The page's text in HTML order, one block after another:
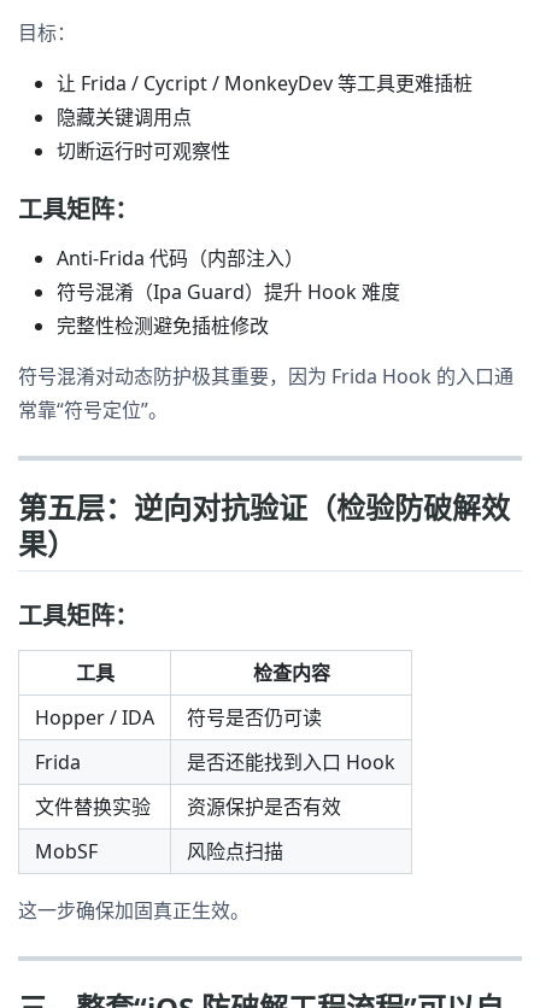
目标：
让 Frida / Cycript / MonkeyDev 等工具更难插桩
隐藏关键调用点
切断运行时可观察性
工具矩阵：
Anti-Frida 代码（内部注入）
符号混淆（Ipa Guard）提升 Hook 难度
完整性检测避免插桩修改
符号混淆对动态防护极其重要，因为 Frida Hook 的入口通
常靠“符号定位”。
第五层：逆向对抗验证（检验防破解效
果）
工具矩阵：
工具
检查内容
Hopper / IDA
符号是否仍可读
Frida
是否还能找到入口 Hook
文件替换实验
资源保护是否有效
MobSF
风险点扫描
这一步确保加固真正生效。